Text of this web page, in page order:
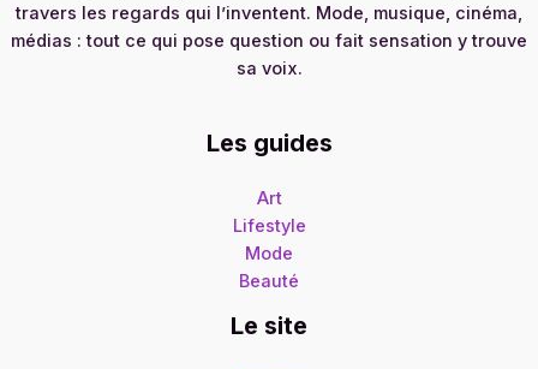
travers les regards qui l’inventent. Mode, musique, cinéma,
médias : tout ce qui pose question ou fait sensation y trouve
sa voix.
Les guides
Art
Lifestyle
Mode
Beauté
Le site